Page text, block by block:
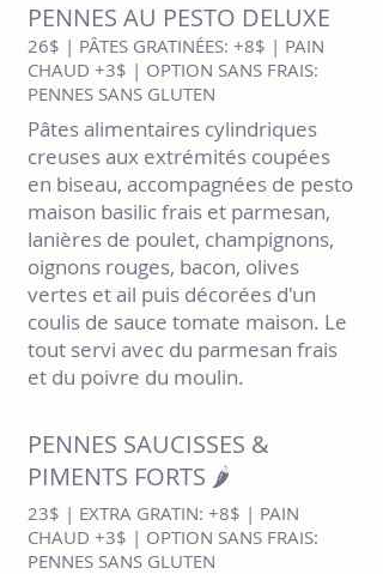
PENNES AU PESTO DELUXE
26$ | PÂTES GRATINÉES: +8$ | PAIN
CHAUD +3$ | OPTION SANS FRAIS:
PENNES SANS GLUTEN
Pâtes alimentaires cylindriques
creuses aux extrémités coupées
en biseau, accompagnées de pesto
maison basilic frais et parmesan,
lanières de poulet, champignons,
oignons rouges, bacon, olives
vertes et ail puis décorées d'un
coulis de sauce tomate maison. Le
tout servi avec du parmesan frais
et du poivre du moulin.
PENNES SAUCISSES &
PIMENTS FORTS 🌶️
23$ | EXTRA GRATIN: +8$ | PAIN
CHAUD +3$ | OPTION SANS FRAIS:
PENNES SANS GLUTEN